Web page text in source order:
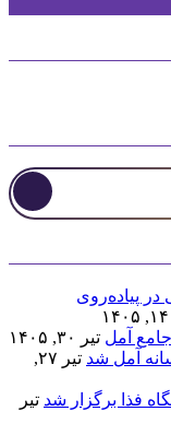
پیاده‌روی
آمل تیر ۳۰, ۱۴۰۵
آمل شد
تیر ۲۷,
فذا برگزار شد تیر